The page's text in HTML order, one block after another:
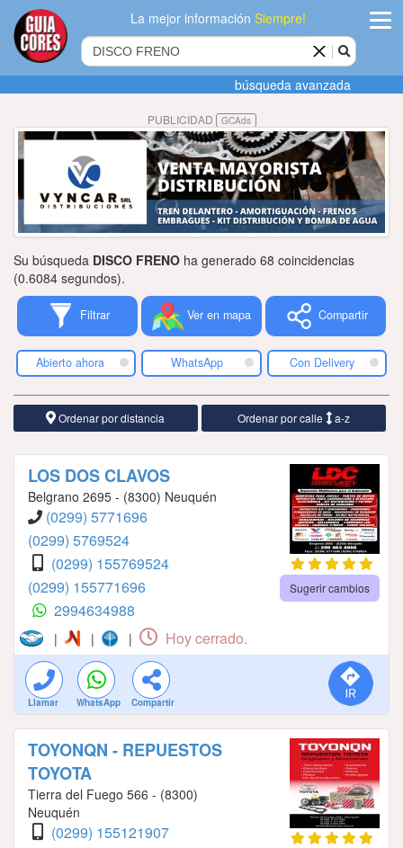
La mejor informaciónSiempre!
Agregar
empresa
Actualizar
datos
Publicidad
Tiendacores
Contactenos
búsqueda avanzada
PUBLICIDAD GCAds
Su búsqueda DISCO FRENO ha generado 68 coincidencias
(0.6084 segundos).
Filtrar Ver en mapa Compartir
Abierto ahora WhatsApp Con Delivery
Ordenar por distancia Ordenar por calle a-z
LOS DOS CLAVOS
Belgrano 2695 - (8300) Neuquén
(0299) 5771696
(0299) 5769524
(0299) 155769524
(0299) 155771696
2994634988
Sugerir cambios
| | | Hoy cerrado.
Llamar WhatsApp Compartir
TOYONQN - REPUESTOS
TOYOTA
Tierra del Fuego 566 - (8300)
Neuquén
(0299) 155121907